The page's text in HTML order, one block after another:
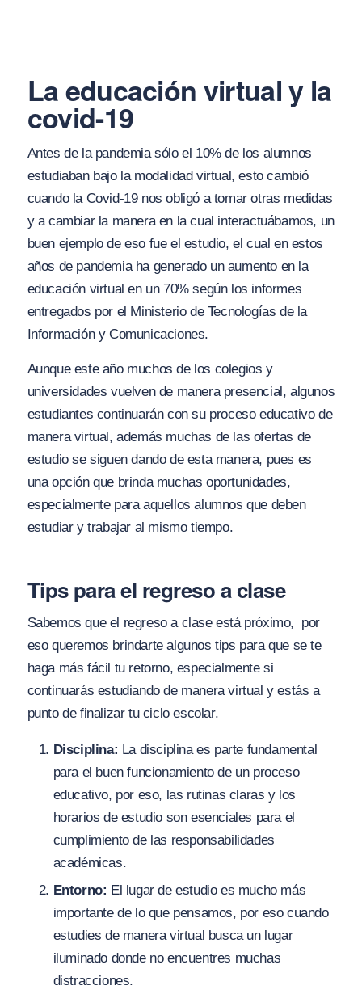
La educación virtual y la
covid-19
Antes de la pandemia sólo el 10% de los alumnos
estudiaban bajo la modalidad virtual, esto cambió
cuando la Covid-19 nos obligó a tomar otras medidas
y a cambiar la manera en la cual interactuábamos, un
buen ejemplo de eso fue el estudio, el cual en estos
años de pandemia ha generado un aumento en la
educación virtual en un 70% según los informes
entregados por el Ministerio de Tecnologías de la
Información y Comunicaciones.
Aunque este año muchos de los colegios y
universidades vuelven de manera presencial, algunos
estudiantes continuarán con su proceso educativo de
manera virtual, además muchas de las ofertas de
estudio se siguen dando de esta manera, pues es
una opción que brinda muchas oportunidades,
especialmente para aquellos alumnos que deben
estudiar y trabajar al mismo tiempo.
Tips para el regreso a clase
Sabemos que el regreso a clase está próximo, por
eso queremos brindarte algunos tips para que se te
haga más fácil tu retorno, especialmente si
continuarás estudiando de manera virtual y estás a
punto de finalizar tu ciclo escolar.
Disciplina: La disciplina es parte fundamental
para el buen funcionamiento de un proceso
educativo, por eso, las rutinas claras y los
horarios de estudio son esenciales para el
cumplimiento de las responsabilidades
académicas.
Entorno: El lugar de estudio es mucho más
importante de lo que pensamos, por eso cuando
estudies de manera virtual busca un lugar
iluminado donde no encuentres muchas
distracciones.